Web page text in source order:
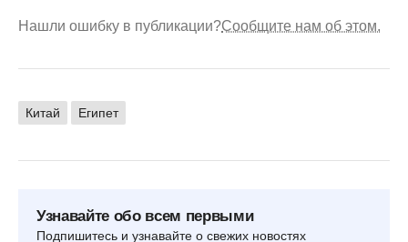
Нашли ошибку в публикации?Сообщите нам об этом.
Китай Египет
Узнавайте обо всем первыми
Подпишитесь и узнавайте о свежих новостях